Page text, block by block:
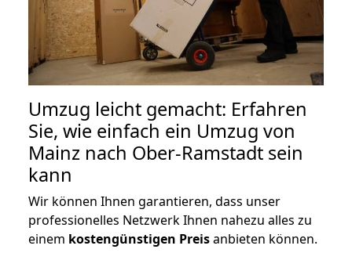
Umzug leicht gemacht: Erfahren
Sie, wie einfach ein Umzug von
Mainz nach Ober-Ramstadt sein
kann
Wir können Ihnen garantieren, dass unser
professionelles Netzwerk Ihnen nahezu alles zu
einem kostengünstigen Preisanbieten können.